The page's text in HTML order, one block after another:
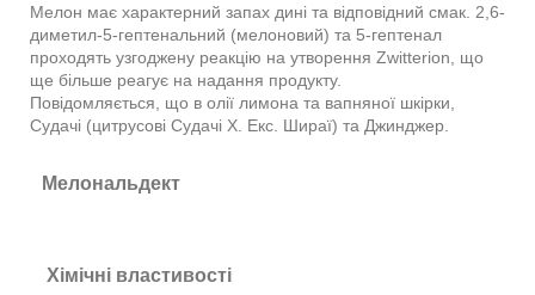
Мелон має характерний запах дині та відповідний смак. 2,6-
диметил-5-гептенальний (мелоновий) та 5-гептенал
проходять узгоджену реакцію на утворення Zwitterion, що
ще більше реагує на надання продукту.
Повідомляється, що в олії лимона та вапняної шкірки,
Судачі (цитрусові Судачі Х. Екс. Шираї) та Джинджер.
Мелональдект
Хімічні властивості